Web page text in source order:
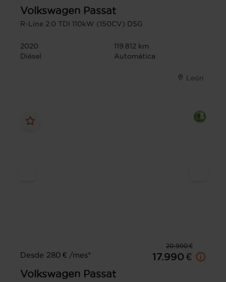
Volkswagen Passat
R-Line 2.0 TDI 110kW (150CV) DSG
2020
119.812 km
Diésel
Automática
León
20.990 €
Desde 280 € /mes*
17.990 €
Volkswagen Passat